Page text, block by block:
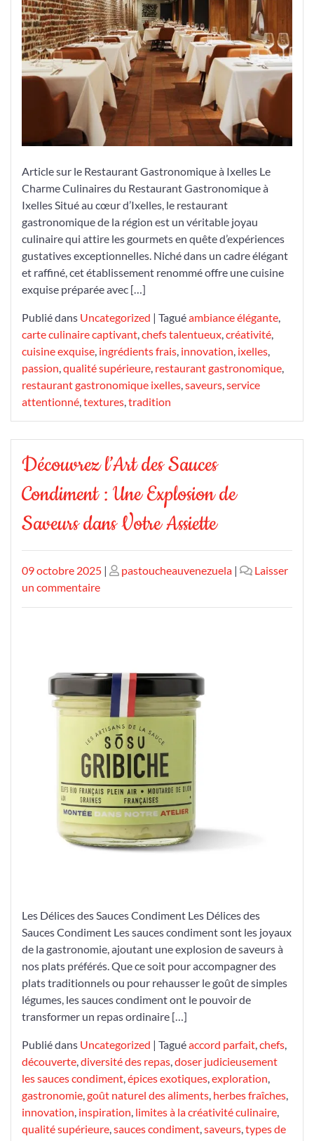
Article sur le Restaurant Gastronomique à Ixelles Le
Charme Culinaires du Restaurant Gastronomique à
Ixelles Situé au cœur d’Ixelles, le restaurant
gastronomique de la région est un véritable joyau
culinaire qui attire les gourmets en quête d’expériences
gustatives exceptionnelles. Niché dans un cadre élégant
et raffiné, cet établissement renommé offre une cuisine
exquise préparée avec […]
Publié dans Uncategorized | Taguéambiance élégante,
carte culinaire captivant,chefs talentueux,créativité,
cuisine exquise, ingrédients frais, innovation, ixelles,
passion,qualité supérieure, restaurant gastronomique,
restaurant gastronomique ixelles,saveurs,service
attentionné,textures,tradition
Découvrez l’Art des Sauces
Condiment : Une Explosion de
Saveurs dans Votre Assiette
Publié
le
09 octobre 2025 | Publié
pastoucheauvenezuela |
Laisser
un commentairesur
Condiment
Une
Explosion
de
Saveurs
dans
Votre
Assiette
Les Délices des Sauces Condiment Les Délices des
Sauces Condiment Les sauces condiment sont les joyaux
de la gastronomie, ajoutant une explosion de saveurs à
nos plats préférés. Que ce soit pour accompagner des
plats traditionnels ou pour rehausser le goût de simples
légumes, les sauces condiment ont le pouvoir de
transformer un repas ordinaire […]
Publié dans Uncategorized | Taguéaccord parfait,chefs,
découverte,diversité des repas,doser judicieusement
les sauces condiment,épices exotiques,exploration,
gastronomie,goût naturel des aliments, herbes fraîches,
innovation, inspiration, limites à la créativité culinaire,
qualité supérieure,sauces condiment,saveurs,types de